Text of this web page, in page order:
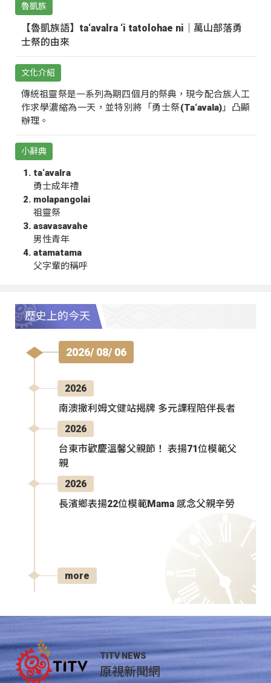
魯凱族
【魯凱族語】ta‘avalra ‘i tatolohae ni｜萬山部落勇
士祭的由來
文化介紹
傳統祖靈祭是一系列為期四個月的祭典，現今配合族人工
作求學濃縮為一天，並特別將「勇士祭(Ta‘avala)」凸顯
辦理。
小辭典
ta‘avalra
勇士成年禮
molapangolai
祖靈祭
asavasavahe
男性青年
atamatama
父字輩的稱呼
歷史上的今天
2026/ 08/ 06
2026
南澳撒利姆文健站揭牌 多元課程陪伴長者
2026
台東市歡慶溫馨父親節！ 表揚71位模範父
親
2026
長濱鄉表揚22位模範Mama 感念父親辛勞
more
TITV NEWS
原視新聞網